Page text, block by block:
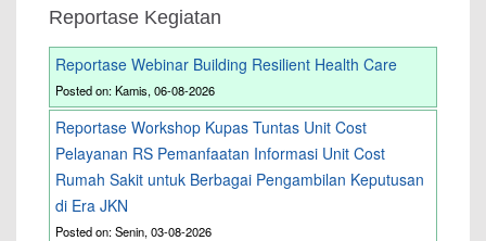
Reportase Kegiatan
Reportase Webinar Building Resilient Health Care
Posted on: Kamis, 06-08-2026
Reportase Workshop Kupas Tuntas Unit Cost
Pelayanan RS Pemanfaatan Informasi Unit Cost
Rumah Sakit untuk Berbagai Pengambilan Keputusan
di Era JKN
Posted on: Senin, 03-08-2026